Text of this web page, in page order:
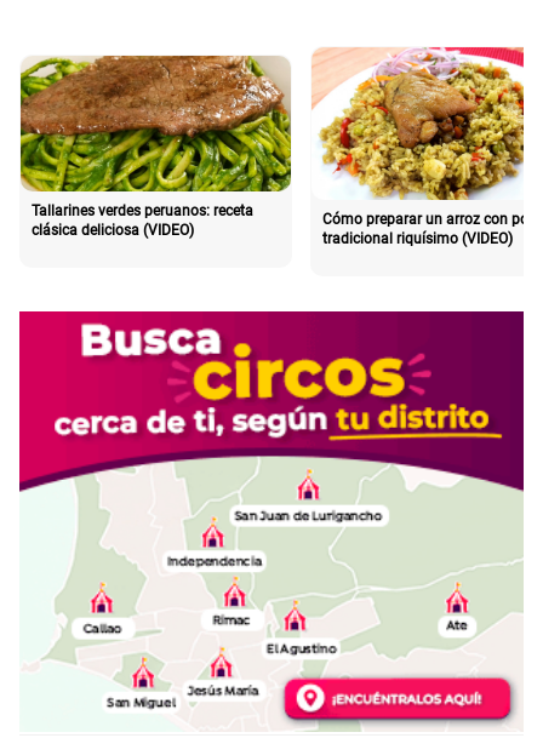
Tallarines verdes peruanos: receta
clásica deliciosa (VIDEO)
Cómo preparar un arroz con pollo
tradicional riquísimo (VIDEO)